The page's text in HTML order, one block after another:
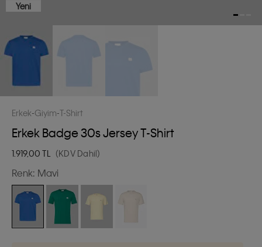
Yeni
Erkek Giyim T-Shirt
Erkek Badge 30s Jersey T-Shirt
1.919,00 TL (KDV Dahil)
Renk: Mavi